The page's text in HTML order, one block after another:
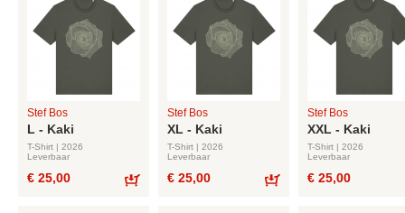
Stef Bos
L - Kaki
T-Shirt | 2026
Leverbaar
€ 25,00
Stef Bos
XL - Kaki
T-Shirt | 2026
Leverbaar
€ 25,00
Stef Bos
XXL - Kaki
T-Shirt | 2026
Leverbaar
€ 25,00